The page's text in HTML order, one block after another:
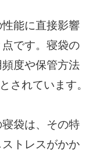
能に直接影響
です。寝袋の
度や保管方法
されています。
袋は、その特
トレスがかか